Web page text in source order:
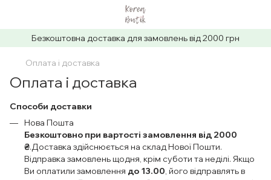
Безкоштовна доставка для замовлень від 2000 грн
Оплата і доставка
Оплата і доставка
Способи доставки
Нова Пошта
Безкоштовно при вартості замовлення від 2000
₴.Доставка здійснюється на склад Нової Пошти.
Відправка замовлень щодня, крім суботи та неділі. Якщо
Ви оплатили замовлення до 13.00, його відправлять в